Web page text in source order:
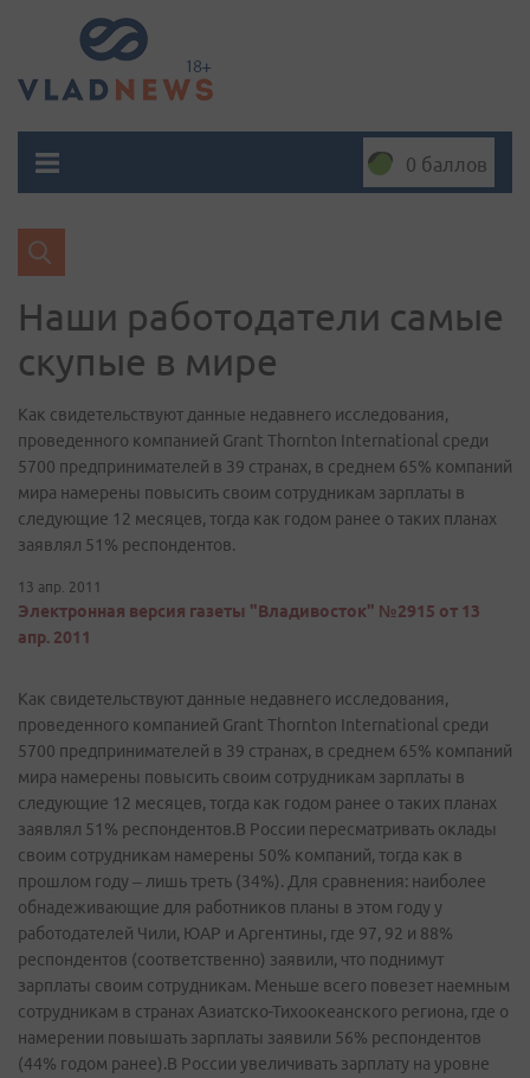
0 баллов
Наши работодатели самые
скупые в мире
Как свидетельствуют данные недавнего исследования,
проведенного компанией Grant Thornton International среди
5700 предпринимателей в 39 странах, в среднем 65% компаний
мира намерены повысить своим сотрудникам зарплаты в
следующие 12 месяцев, тогда как годом ранее о таких планах
заявлял 51% респондентов.
13 апр. 2011
Электронная версия газеты "Владивосток" №2915 от 13
апр. 2011
Как свидетельствуют данные недавнего исследования,
проведенного компанией Grant Thornton International среди
5700 предпринимателей в 39 странах, в среднем 65% компаний
мира намерены повысить своим сотрудникам зарплаты в
следующие 12 месяцев, тогда как годом ранее о таких планах
заявлял 51% респондентов.В России пересматривать оклады
своим сотрудникам намерены 50% компаний, тогда как в
прошлом году – лишь треть (34%). Для сравнения: наиболее
обнадеживающие для работников планы в этом году у
работодателей Чили, ЮАР и Аргентины, где 97, 92 и 88%
респондентов (соответственно) заявили, что поднимут
зарплаты своим сотрудникам. Меньше всего повезет наемным
сотрудникам в странах Азиатско-Тихоокеанского региона, где о
намерении повышать зарплаты заявили 56% респондентов
(44% годом ранее).В России увеличивать зарплату на уровне